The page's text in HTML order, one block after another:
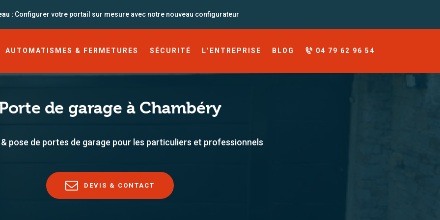
: Configurer votre portail sur mesure avec notre nouveau configurateur
AUTOMATISMES & FERMETURES SÉCURITÉ L’ENTREPRISE BLOG 04 79 62 96 54
&
de garage à Chambéry
pose de portes de garage pour les particuliers et professionnels
DEVIS & CONTACT